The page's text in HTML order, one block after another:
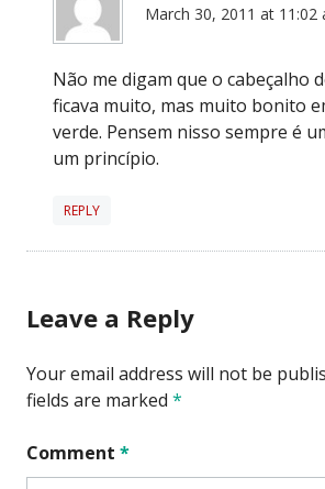
March 30, 2011 at 11:02
Não me digam que o cabeçalho
ficava muito, mas muito bonito
verde. Pensem nisso sempre é
um princípio.
REPLY
Leave a Reply
Your email address will not be
fields are marked *
Comment *